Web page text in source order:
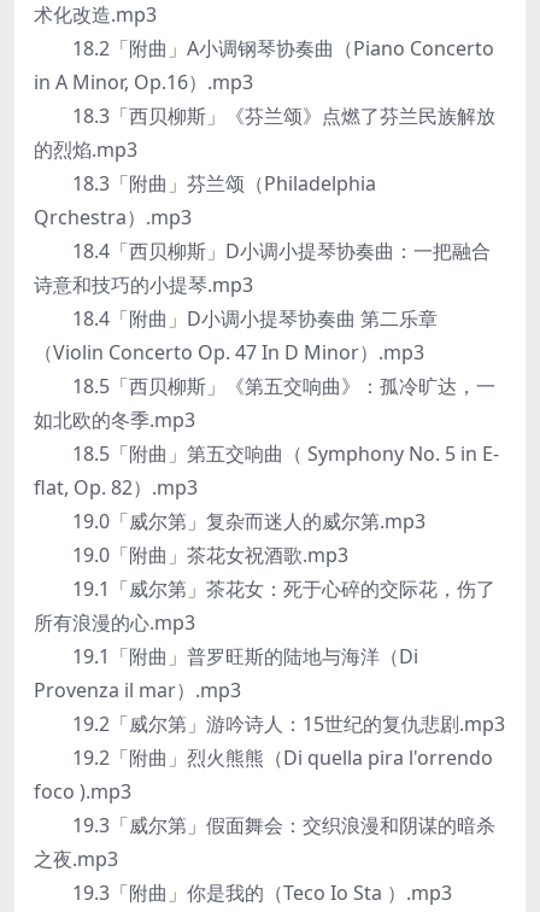
术化改造.mp3
18.2「附曲」A小调钢琴协奏曲（Piano Concerto
in A Minor, Op.16）.mp3
18.3「西贝柳斯」《芬兰颂》点燃了芬兰民族解放
的烈焰.mp3
18.3「附曲」芬兰颂（Philadelphia
Qrchestra）.mp3
18.4「西贝柳斯」D小调小提琴协奏曲：一把融合
诗意和技巧的小提琴.mp3
18.4「附曲」D小调小提琴协奏曲 第二乐章
（Violin Concerto Op. 47 In D Minor）.mp3
18.5「西贝柳斯」《第五交响曲》：孤冷旷达，一
如北欧的冬季.mp3
18.5「附曲」第五交响曲（ Symphony No. 5 in E-
flat, Op. 82）.mp3
19.0「威尔第」复杂而迷人的威尔第.mp3
19.0「附曲」茶花女祝酒歌.mp3
19.1「威尔第」茶花女：死于心碎的交际花，伤了
所有浪漫的心.mp3
19.1「附曲」普罗旺斯的陆地与海洋（Di
Provenza il mar）.mp3
19.2「威尔第」游吟诗人：15世纪的复仇悲剧.mp3
19.2「附曲」烈火熊熊（Di quella pira l'orrendo
foco ).mp3
19.3「威尔第」假面舞会：交织浪漫和阴谋的暗杀
之夜.mp3
19.3「附曲」你是我的（Teco Io Sta ）.mp3